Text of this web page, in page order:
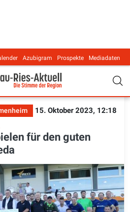
Azubigram Prospekte Mediadaten
15. Oktober 2023, 12:18
für den guten